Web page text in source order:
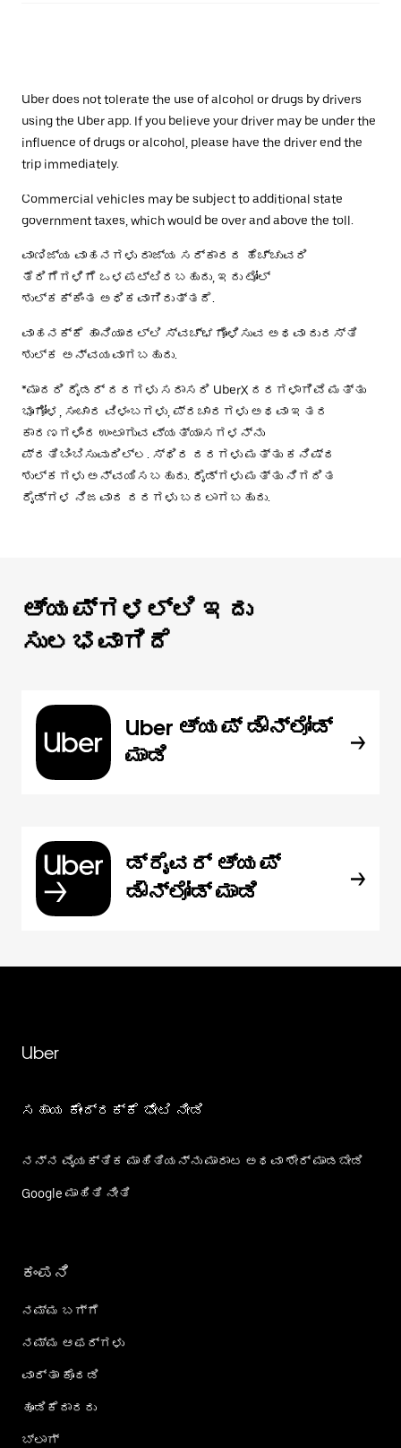
Uber does not tolerate the use of alcohol or drugs by drivers
using the Uber app. If you believe your driver may be under the
influence of drugs or alcohol, please have the driver end the
trip immediately.
Commercial vehicles may be subject to additional state
government taxes, which would be over and above the toll.
ವಾಣಿಜ್ಯ ವಾಹನಗಳು ರಾಜ್ಯ ಸರ್ಕಾರದ ಹೆಚ್ಚುವರಿ
ತೆರಿಗೆಗಳಿಗೆ ಒಳಪಟ್ಟಿರಬಹುದು, ಇದು ಟೋಲ್
ಶುಲ್ಕಕ್ಕಿಂತ ಅಧಿಕವಾಗಿರುತ್ತದೆ.
ವಾಹನಕ್ಕೆ ಹಾನಿಯಾದಲ್ಲಿ ಸ್ವಚ್ಛಗೊಳಿಸುವ ಅಥವಾ ದುರಸ್ತಿ
ಶುಲ್ಕ ಅನ್ವಯವಾಗಬಹುದು.
*ಮಾದರಿ ರೈಡರ್ ದರಗಳು ಸರಾಸರಿ UberX ದರಗಳಾಗಿವೆ ಮತ್ತು
ಭೂಗೋಳ, ಸಂಚಾರ ವಿಳಂಬಗಳು, ಪ್ರಚಾರಗಳು ಅಥವಾ ಇತರ
ಕಾರಣಗಳಿಂದ ಉಂಟಾಗುವ ವ್ಯತ್ಯಾಸಗಳನ್ನು
ಪ್ರತಿಬಿಂಬಿಸುವುದಿಲ್ಲ. ಸ್ಥಿರ ದರಗಳು ಮತ್ತು ಕನಿಷ್ಠ
ಶುಲ್ಕಗಳು ಅನ್ವಯಿಸಬಹುದು. ರೈಡ್‌ಗಳು ಮತ್ತು ನಿಗದಿತ
ರೈಡ್‌ಗಳ ನಿಜವಾದ ದರಗಳು ಬದಲಾಗಬಹುದು.
ಆ್ಯಪ್‌‌ಗಳಲ್ಲಿ ಇದು
ಸುಲಭವಾಗಿದೆ
Uber ಆ್ಯಪ್‍ ಡೌನ್‌ಲೋಡ್
ಮಾಡಿ
ಡ್ರೈವರ್ ಆ್ಯಪ್
ಡೌನ್‌ಲೋಡ್ ಮಾಡಿ
Uber
ಸಹಾಯ ಕೇಂದ್ರಕ್ಕೆ ಭೇಟಿ ನೀಡಿ
ನನ್ನ ವೈಯಕ್ತಿಕ ಮಾಹಿತಿಯನ್ನು ಮಾರಾಟ ಅಥವಾ ಶೇರ್‌ ಮಾಡಬೇಡಿ
Google ಮಾಹಿತಿ ನೀತಿ
ಕಂಪನಿ
ನಮ್ಮ ಬಗ್ಗೆ
ನಮ್ಮ ಆಫರ್‌ಗಳು
ವಾರ್ತಾ ಕೊಠಡಿ
ಹೂಡಿಕೆದಾರರು
ಬ್ಲಾಗ್